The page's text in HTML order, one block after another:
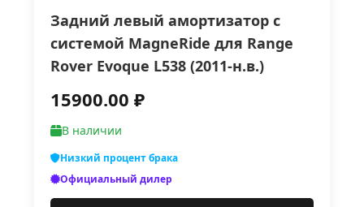
Задний левый амортизатор с
системой MagneRide для Range
Rover Evoque L538 (2011-н.в.)
15900.00 ₽
В наличии
Низкий процент брака
Официальный дилер